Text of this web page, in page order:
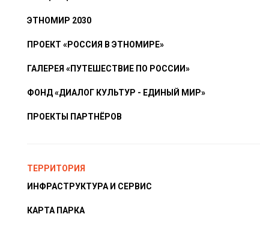
ЭТНОМИР 2030
ПРОЕКТ «РОССИЯ В ЭТНОМИРЕ»
ГАЛЕРЕЯ «ПУТЕШЕСТВИЕ ПО РОССИИ»
ФОНД «ДИАЛОГ КУЛЬТУР - ЕДИНЫЙ МИР»
ПРОЕКТЫ ПАРТНЁРОВ
ТЕРРИТОРИЯ
ИНФРАСТРУКТУРА И СЕРВИС
КАРТА ПАРКА